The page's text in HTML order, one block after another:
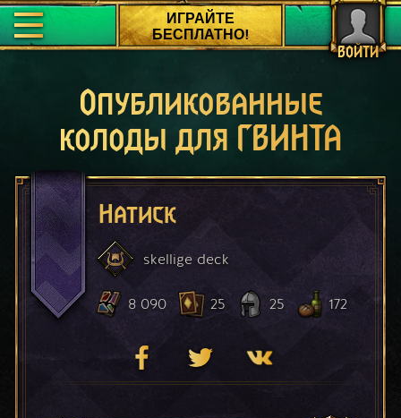
ВОЙТИ
ИГРАЙТЕ
БЕСПЛАТНО!
Опубликованные
колоды для ГВИНТА
Натиск
skellige deck
8 090 25 25 172